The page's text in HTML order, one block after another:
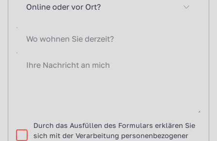
Online oder vor Ort?
Durch das Ausfüllen des Formulars erklären Sie
sich mit der Verarbeitung personenbezogener